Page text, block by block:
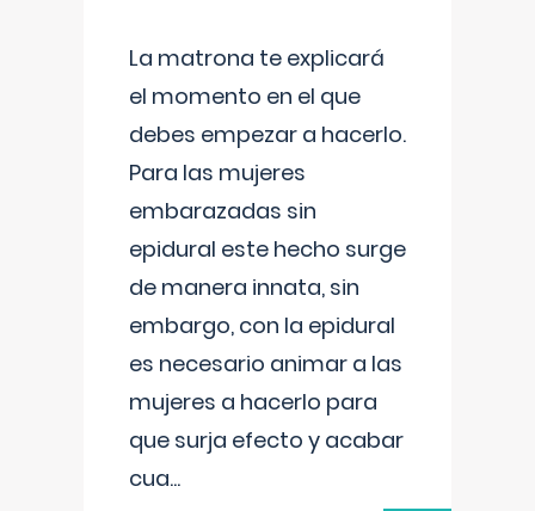
La matrona te explicará
el momento en el que
debes empezar a hacerlo.
Para las mujeres
embarazadas sin
epidural este hecho surge
de manera innata, sin
embargo, con la epidural
es necesario animar a las
mujeres a hacerlo para
que surja efecto y acabar
cua...